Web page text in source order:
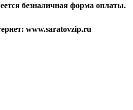
безналичная форма оплаты.
www.saratovzip.ru